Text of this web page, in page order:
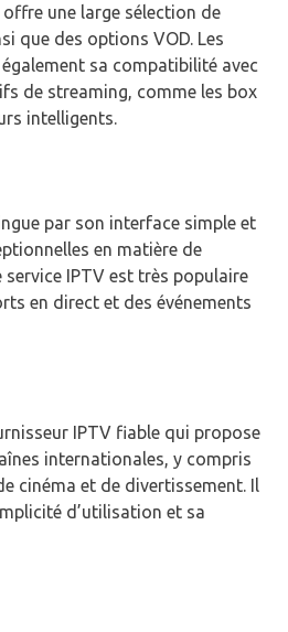
une large sélection de
que des options VOD. Les
sa compatibilité avec
de streaming, comme les box
intelligents.
par son interface simple et
en matière de
service IPTV est très populaire
en direct et des événements
IPTV fiable qui propose
internationales, y compris
cinéma et de divertissement. Il
d’utilisation et sa